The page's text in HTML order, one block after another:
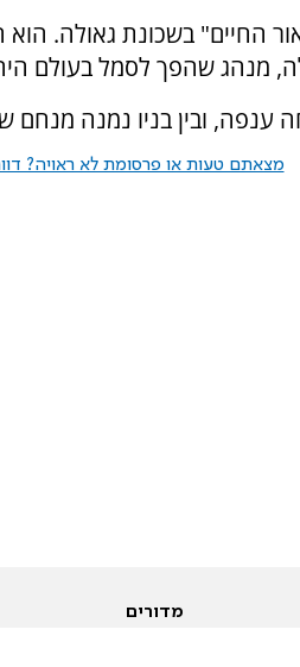
החיים" בשכונת גאולה.
מנהג שהפך לסמל בעולם
ובין בניו נמנה מנחם
מצאתם טעות או פרסומת לא ראויה?
מדורים